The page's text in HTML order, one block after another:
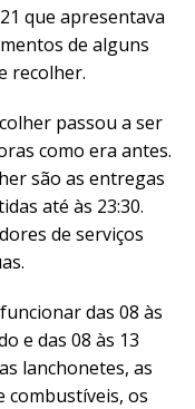
que apresentava
de alguns
recolher.
passou a ser
como era antes.
são as entregas
até às 23:30.
de serviços
das 08 às
e das 08 às 13
lanchonetes, as
combustíveis, os